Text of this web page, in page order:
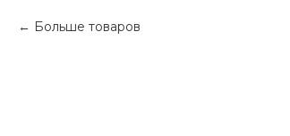
Больше товаров